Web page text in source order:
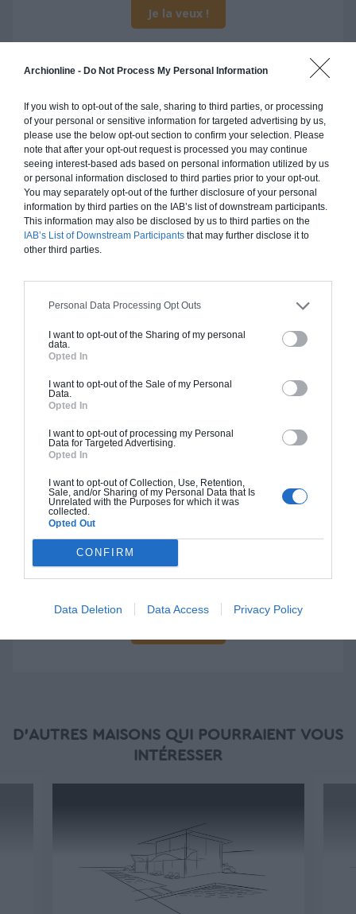
Archionline - Do Not Process My Personal Information
If you wish to opt-out of the sale, sharing to third parties, or processing
of your personal or sensitive information for targeted advertising by us,
please use the below opt-out section to confirm your selection. Please
note that after your opt-out request is processed you may continue
seeing interest-based ads based on personal information utilized by us
or personal information disclosed to third parties prior to your opt-out.
You may separately opt-out of the further disclosure of your personal
information by third parties on the IAB’s list of downstream participants.
This information may also be disclosed by us to third parties on the
IAB’s List of Downstream Participants that may further disclose it to
other third parties.
Personal Data Processing Opt Outs
I want to opt-out of the Sharing of my personal
data.
Opted In
I want to opt-out of the Sale of my Personal
Data.
Opted In
I want to opt-out of processing my Personal
Data for Targeted Advertising.
Opted In
I want to opt-out of Collection, Use, Retention,
Sale, and/or Sharing of my Personal Data that Is
Unrelated with the Purposes for which it was
collected.
Opted Out
CONFIRM
Data Deletion Data Access Privacy Policy
Je la veux !
Construction ossature bois
Chiffrage estimatif pour : Fondations et normes
standards. Construction en ossature bois isolé.
Finitions haut de gamme. Le prix "clé en main"
inclut le gros oeuvre et le second oeuvre (cuisine,
peinture, sols...), mais exclut piscine, jardin et
clôture.
294 000€ TTC
Chiffrage estimatif pour : Fondations et normes
standards. Construction en bloc coffrant isolant
(RT 2020). Finitions haut de gamme. Le prix "clé
en main" inclut le gros oeuvre et le second
oeuvre (cuisine, peinture, sols...), mais exclut
piscine, jardin et clôture.
À partir de
337 000€ TTC
D'AUTRES MAISONS QUI POURRAIENT VOUS
INTÉRESSER